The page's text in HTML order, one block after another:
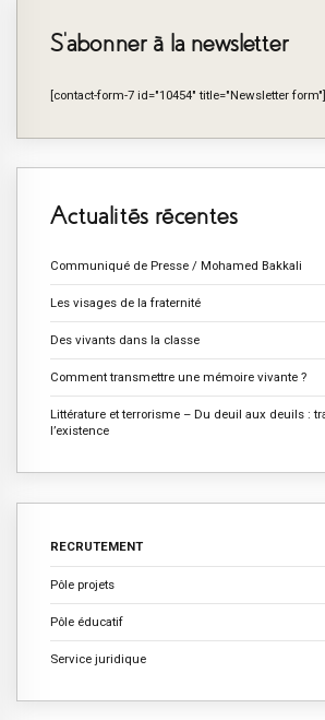
S’abonner à la newsletter
[contact-form-7 id="10454" title="Newsletter form"]
Actualités récentes
Communiqué de Presse / Mohamed Bakkali
Les visages de la fraternité
Des vivants dans la classe
Comment transmettre une mémoire vivante ?
Littérature et terrorisme – Du deuil aux deuils :
l’existence
RECRUTEMENT
Pôle projets
Pôle éducatif
Service juridique